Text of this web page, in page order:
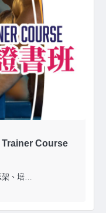
Course
、培…